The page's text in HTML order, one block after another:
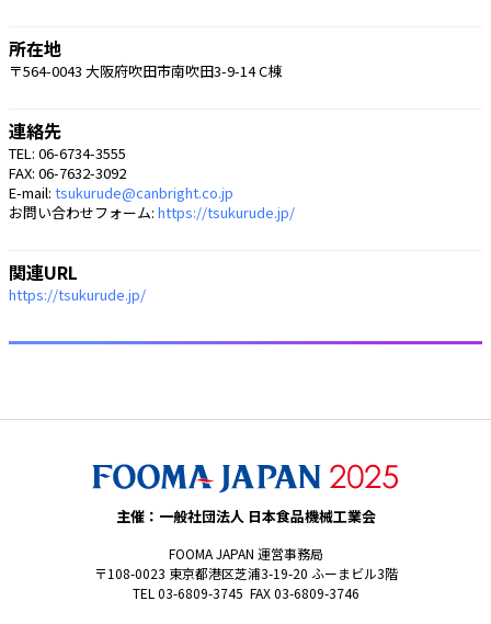
所在地
〒564-0043 大阪府吹田市南吹田3-9-14 C棟
連絡先
TEL: 06-6734-3555
FAX: 06-7632-3092
E-mail: tsukurude@canbright.co.jp
お問い合わせフォーム: https://tsukurude.jp/
関連URL
https://tsukurude.jp/
主催：一般社団法人 日本食品機械工業会
FOOMA JAPAN 運営事務局
〒108-0023 東京都港区芝浦3-19-20 ふーまビル3階
TEL 03-6809-3745 FAX 03-6809-3746